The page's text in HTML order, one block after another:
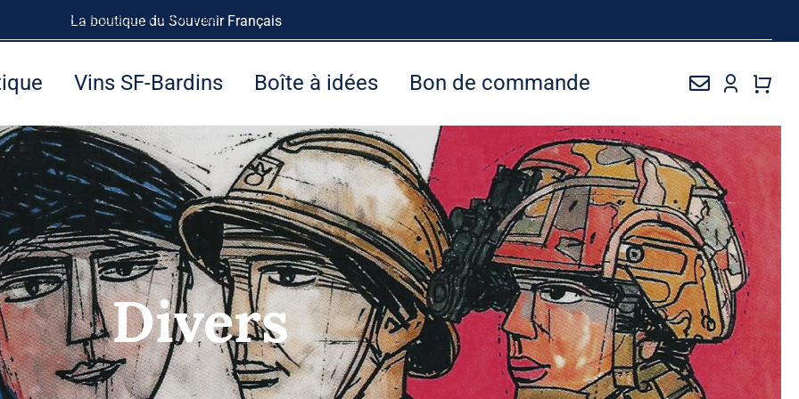
La boutique du Souvenir Français
LE SOUVENIR FRANÇAISà tout de suite.
Vins SF-Bardins Boîte à idées Bon de commande
Divers